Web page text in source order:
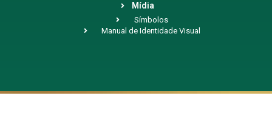
Mídia
Símbolos
Manual de Identidade Visual